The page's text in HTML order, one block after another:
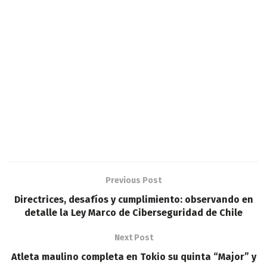
Previous Post
Directrices, desafíos y cumplimiento: observando en
detalle la Ley Marco de Ciberseguridad de Chile
Next Post
Atleta maulino completa en Tokio su quinta “Major” y